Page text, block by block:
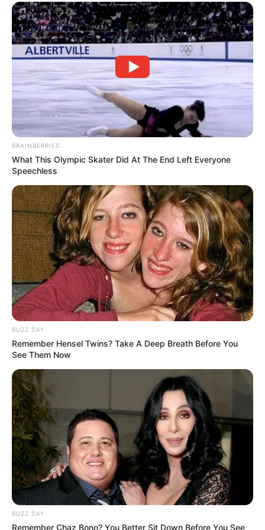
bersama dengan influencer lainnya.
Ia merupakan bagian adri Mawwah Hijab, Guyu.id dan
Creative Growth Media.
Tak hanya bedua, kini ia membuat konten bersama dengan sang
anak.
Baca juga:Biodata, Profil, dan Fakta Ikke Jenner
Film
After Life (KlikFilm | 2023)
My Sassy Girl
Quotes
Kadang kita merasa paling cape, paling berusaha,
paling bekerja keras. Tp kita lupa bahwa standar org
itu beda2 dan setiap org punya cara menunjukan
usahanya sendiri. Toleransi dan saling support adalah
kuncinya agar selalu bahagia
Sebuah ‘senyuman’ adalah make up terbaik yang
Tau gak? Harapanitu selalu dan pasti ada, walaupun
semua orang dan diri kamu sendiri bilang gak ada.
Harapan akan selalu ada
Foto – foto Ibnu Wardani
1. Foto bareng Lalita Hutami yang cantik jelita
BRAINBERRIES
What This Olympic Skater Did At The End Left Everyone
Speechless
BUZZ DAY
Remember Hensel Twins? Take A Deep Breath Before You
See Them Now
BUZZ DAY
Remember Chaz Bono? You Better Sit Down Before You See